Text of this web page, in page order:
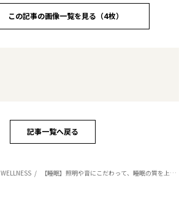
この記事の画像一覧を見る（4枚）
記事一覧へ戻る
WELLNESS 【睡眠】照明や音にこだわって、睡眠の質を上げる！ 美と健康のプロの愛用品